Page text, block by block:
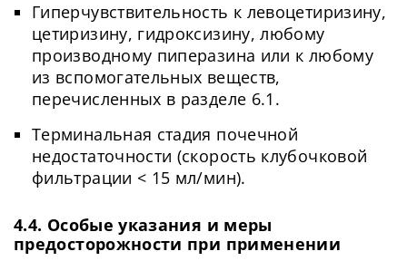
Гиперчувствительность к левоцетиризину,
цетиризину, гидроксизину, любому
производному пиперазина или к любому
из вспомогательных веществ,
перечисленных в разделе 6.1.
Терминальная стадия почечной
недостаточности (скорость клубочковой
фильтрации < 15 мл/мин).
4.4. Особые указания и меры
предосторожности при применении